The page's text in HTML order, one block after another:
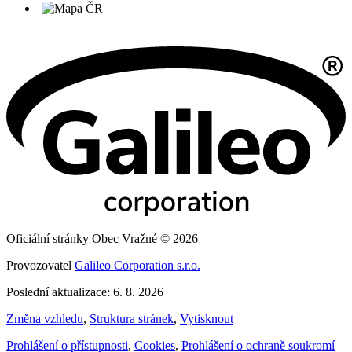
Oficiální stránky Obec Vražné © 2026
Provozovatel Galileo Corporation s.r.o.
Poslední aktualizace: 6. 8. 2026
Změna vzhledu, Struktura stránek, Vytisknout
Prohlášení o přístupnosti, Cookies, Prohlášení o ochraně soukromí